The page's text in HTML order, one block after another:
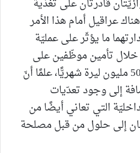
عراقيل أمام هذا الأمر
ما يؤثّر على عمليّة
خلال تأمين موظّفين على
حساب صندوق البلديّة بكلفة 50 مليون ليرة شهريًّا، علمًا أنّ
إلى وجود تعدّيات
التي تعاني أيضًا من
إلى حلول من قبل مصلحة